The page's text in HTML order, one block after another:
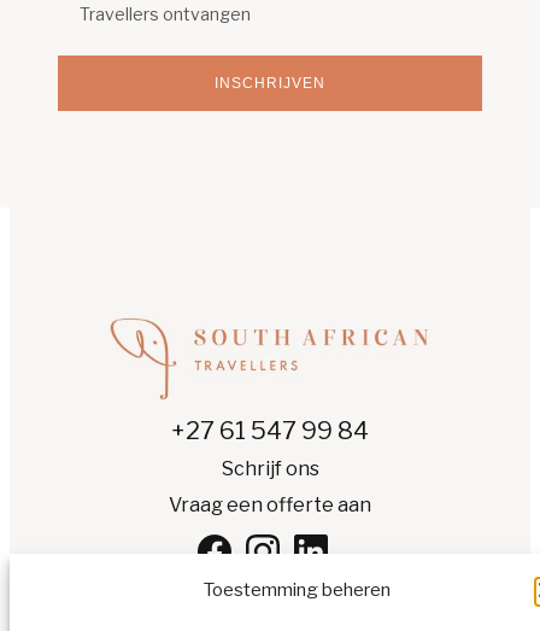
Toestemming beheren
INSCHRIJVEN
Travellers ontvangen
+27 61 547 99 84
Schrijf ons
Vraag een offerte aan